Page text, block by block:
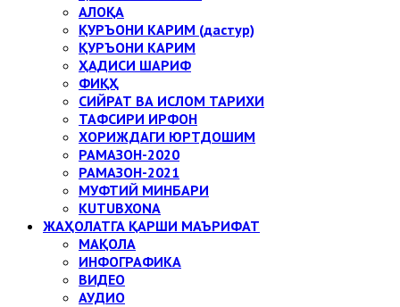
АЛОҚА
ҚУРЪОНИ КАРИМ (дастур)
ҚУРЪОНИ КАРИМ
ҲАДИСИ ШАРИФ
ФИҚҲ
СИЙРАТ ВА ИСЛОМ ТАРИХИ
ТАФСИРИ ИРФОН
ХОРИЖДАГИ ЮРТДОШИМ
РАМАЗОН-2020
РАМАЗОН-2021
МУФТИЙ МИНБАРИ
KUTUBXONA
ЖАҲОЛАТГА ҚАРШИ МАЪРИФАТ
МАҚОЛА
ИНФОГРАФИКА
ВИДЕО
АУДИО